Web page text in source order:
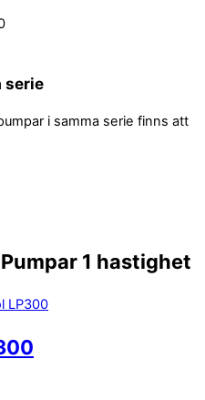
serie
i samma serie finns att
1 hastighet